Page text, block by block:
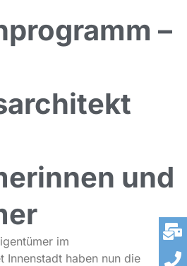
–
und
im
Innenstadt haben nun die